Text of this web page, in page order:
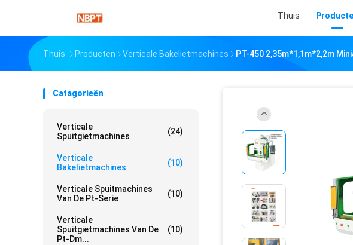
Thuis
Thuis Producten Verticale Bakelietmachines PT-450 2,35m*1,1m*2,2m
Catagorieën
Verticale
Spuitgietmachines
(24)
Verticale
Bakelietmachines
(10)
Verticale Spuitmachines
Van De Pt-Serie
(10)
Verticale
Spuitgietmachines Van De
Pt-Dm...
(10)